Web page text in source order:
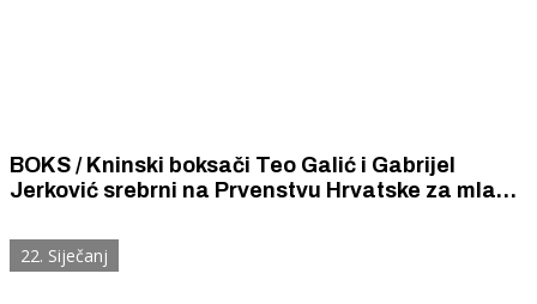
BOKS / Kninski boksači Teo Galić i Gabrijel
Jerković srebrni na Prvenstvu Hrvatske za mlađe
22. Siječanj